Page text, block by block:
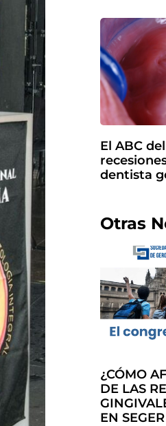
El ABC
dentista
Otras
¿CÓMO
DE LAS
EN